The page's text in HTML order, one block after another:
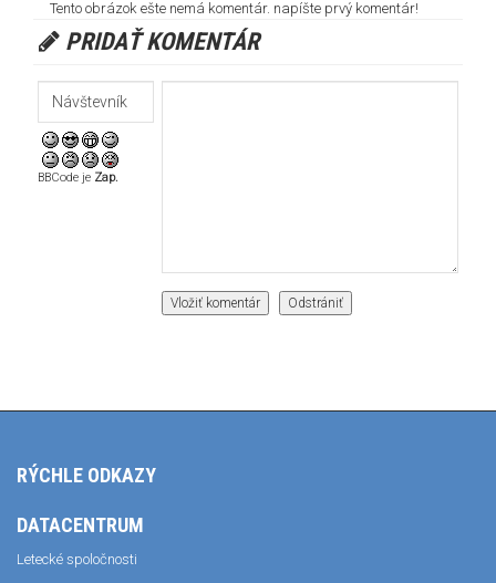
Tento obrázok ešte nemá komentár. napíšte prvý komentár!
PRIDAŤ KOMENTÁR
BBCode je Zap.
RÝCHLE ODKAZY
DATACENTRUM
Letecké spoločnosti